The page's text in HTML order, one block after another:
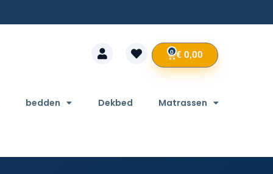
€ 0,00
0
bedden Dekbed Matrassen